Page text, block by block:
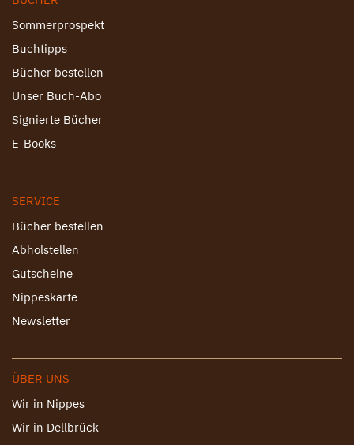
Sommerprospekt
Buchtipps
Bücher bestellen
Unser Buch-Abo
Signierte Bücher
E-Books
SERVICE
Bücher bestellen
Abholstellen
Gutscheine
Nippeskarte
Newsletter
ÜBER UNS
Wir in Nippes
Wir in Dellbrück